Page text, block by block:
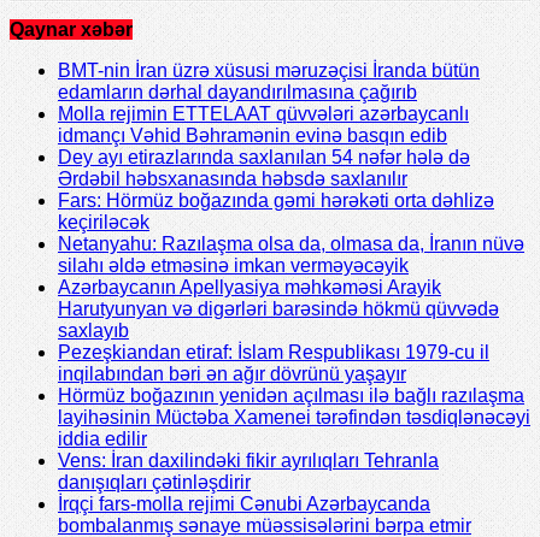
Qaynar xəbər
BMT-nin İran üzrə xüsusi məruzəçisi İranda bütün
edamların dərhal dayandırılmasına çağırıb
Molla rejimin ETTELAAT qüvvələri azərbaycanlı
idmançı Vəhid Bəhramənin evinə basqın edib
Dey ayı etirazlarında saxlanılan 54 nəfər hələ də
Ərdəbil həbsxanasında həbsdə saxlanılır
Fars: Hörmüz boğazında gəmi hərəkəti orta dəhlizə
keçiriləcək
Netanyahu: Razılaşma olsa da, olmasa da, İranın nüvə
silahı əldə etməsinə imkan verməyəcəyik
Azərbaycanın Apellyasiya məhkəməsi Arayik
Harutyunyan və digərləri barəsində hökmü qüvvədə
saxlayıb
Pezeşkiandan etiraf: İslam Respublikası 1979-cu il
inqilabından bəri ən ağır dövrünü yaşayır
Hörmüz boğazının yenidən açılması ilə bağlı razılaşma
layihəsinin Müctəba Xamenei tərəfindən təsdiqlənəcəyi
iddia edilir
Vens: İran daxilindəki fikir ayrılıqları Tehranla
danışıqları çətinləşdirir
İrqçi fars-molla rejimi Cənubi Azərbaycanda
bombalanmış sənaye müəssisələrini bərpa etmir